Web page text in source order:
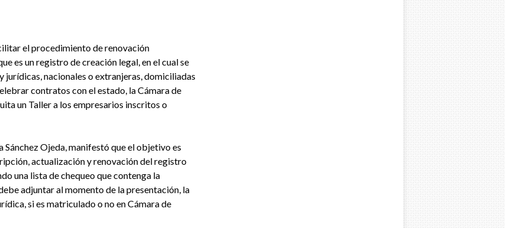
el procedimiento de renovación
es un registro de creación legal, en el cual se
nacionales o extranjeras, domiciliadas
contratos con el estado, la Cámara de
un Taller a los empresarios inscritos o
Ojeda, manifestó que el objetivo es
actualización y renovación del registro
una lista de chequeo que contenga la
adjuntar al momento de la presentación, la
si es matriculado o no en Cámara de